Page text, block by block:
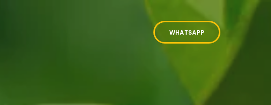
WHATSAPP